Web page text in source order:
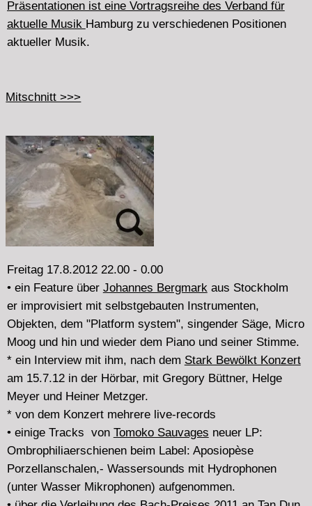
Soziologie und Geologie.
• ein Feature überForbes Graham (electronic,
Improvisation, trumpet)
Gängeviertel)
den Studioproben zu wie komponiert klingenden Sets
mutierten.
• Neuerscheinungen bei Audition Records
mit Last Dominion Lost (electronic) und Baggiani/Fischer
(Seven Feedback_Sax-drums duos)
Mitschnitt >>>
Freitag 15.6.2012 22.00 - 0.00
Exilmusik - ein Feature über das
Lexikon verfolgter
Musikerinnen und Musiker der NS Zeit:
http://www.lexm.uni-hamburg.de
Das Online-Lexikon ist ein themenbezogenes,
biographisches Musiklexikon. Die im Lexikon
aufgeführten Personen "gehörten zu den Betroffenen des
NS-Terrors und waren bzw. sind Berufsmusiker. Ihr
Leben, das ins Exil führte oder anderen Formen der
Repression ausgesetzt war, muss vor dem Vergessen
bewahrt, oftmals auch dem Vergessen entrissen und im
musikkulturellen Bewusstsein der Öffentlichkeit
verankert werden."